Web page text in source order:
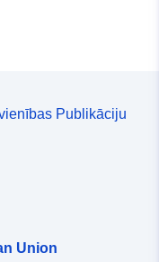
Publikāciju
Union